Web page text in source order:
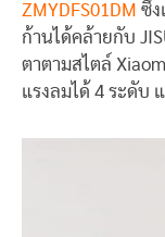
ZMYDFS01DM ซึ่ง
ก้านได้คล้ายกับ
ตาตามสไตล์
แรงลมได้ 4 ระดับ